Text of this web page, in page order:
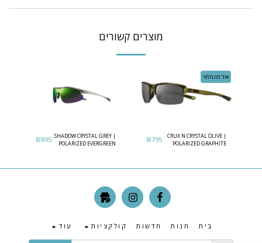
מוצרים קשורים
אזל מהמלאי
CRUX N CRYSTAL OLIVE |
POLARIZED GRAPHITE
₪795
SHADOW CRYSTAL GREY |
POLARIZED EVERGREEN
₪895
בית חנות חדשות קולקציות עוד